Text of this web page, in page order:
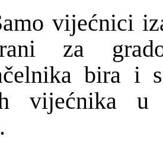
vijećnici
za
bira i
vijećnika u